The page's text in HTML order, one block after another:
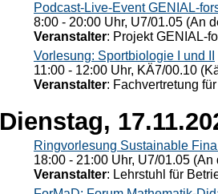
Podcast-Live-Event GENIAL-
8:00 - 20:00 Uhr, U7/01.05 (An
Veranstalter: Projekt GENIAL-
Vorlesung: Sportbiologie I und II
11:00 - 12:00 Uhr, KÄ7/00.10
Veranstalter: Fachvertretung
Dienstag,
Ringvorlesung Sustainable
18:00 - 21:00 Uhr, U7/01.05
Veranstalter: Lehrstuhl für